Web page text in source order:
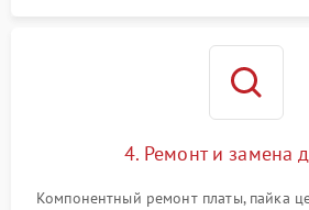
4. Ремонт и замена
Компонентный ремонт платы, пайка